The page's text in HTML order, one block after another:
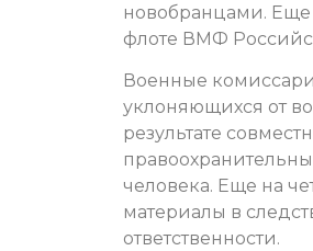
новобранцами. Еще
флоте ВМФ
Военные
уклоняющихся от
результате
человека. Еще на
материалы в
ответственности.